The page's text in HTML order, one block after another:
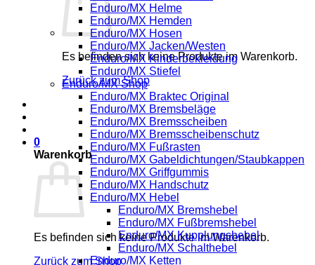
Es befinden sich keine Produkte im Warenkorb.
Zurück zum Shop
0
Warenkorb
Es befinden sich keine Produkte im Warenkorb.
Zurück zum Shop
Enduro/MX Helme
Enduro/MX Hemden
Enduro/MX Hosen
Enduro/MX Jacken/Westen
Enduro/MX Kinderbekleidung
Enduro/MX Stiefel
Enduro/MX Shop
Enduro/MX Braktec Original
Enduro/MX Bremsbeläge
Enduro/MX Bremsscheiben
Enduro/MX Bremsscheibenschutz
Enduro/MX Fußrasten
Enduro/MX Gabeldichtungen/Staubkappen
Enduro/MX Griffgummis
Enduro/MX Handschutz
Enduro/MX Hebel
Enduro/MX Bremshebel
Enduro/MX Fußbremshebel
Enduro/MX Kupplungshebel
Enduro/MX Schalthebel
Enduro/MX Ketten